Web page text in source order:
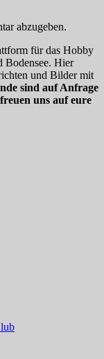
abzugeben.
für das Hobby
Bodensee. Hier
und Bilder mit
sind auf Anfrage
uns auf eure